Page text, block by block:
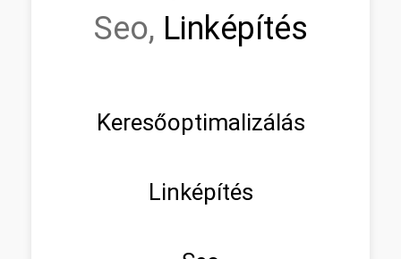
Seo, Linképítés
Keresőoptimalizálás
Linképítés